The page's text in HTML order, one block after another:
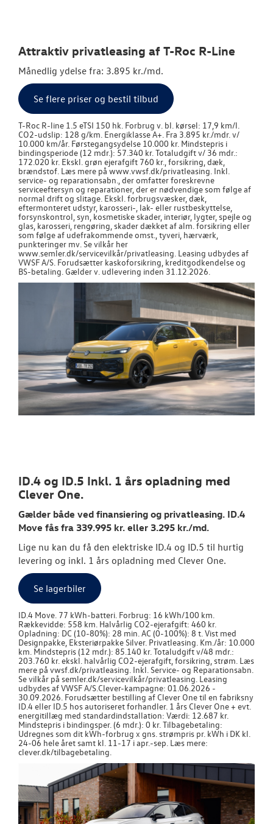
Attraktiv privatleasing af T-Roc R-Line
Månedlig ydelse fra: 3.895 kr./md.
Se flere priser og bestil tilbud
T-Roc R-line 1.5 eTSI 150 hk. Forbrug v. bl. kørsel: 17,9 km/l.
CO2-udslip: 128 g/km. Energiklasse A+. Fra 3.895 kr./mdr. v/
10.000 km/år. Førstegangsydelse 10.000 kr. Mindstepris i
bindingsperiode (12 mdr.): 57.340 kr. Totaludgift v/ 36 mdr.:
172.020 kr. Ekskl. grøn ejerafgift 760 kr., forsikring, dæk,
brændstof. Læs mere på www.vwsf.dk/privatleasing. Inkl.
service- og reparationsabn., der omfatter foreskrevne
serviceeftersyn og reparationer, der er nødvendige som følge af
normal drift og slitage. Ekskl. forbrugsvæsker, dæk,
eftermonteret udstyr, karosseri-, lak- eller rustbeskyttelse,
forsynskontrol, syn, kosmetiske skader, interiør, lygter, spejle og
glas, karosseri, rengøring, skader dækket af alm. forsikring eller
som følge af udefrakommende omst., tyveri, hærværk,
punkteringer mv. Se vilkår her
www.semler.dk/servicevilkår/privatleasing. Leasing udbydes af
VWSF A/S. Forudsætter kaskoforsikring, kreditgodkendelse og
BS-betaling. Gælder v. udlevering inden 31.12.2026.
ID.4 og ID.5 Inkl. 1 års opladning med
Clever One.
Gælder både ved finansiering og privatleasing. ID.4
Move fås fra 339.995 kr. eller 3.295 kr./md.
Lige nu kan du få den elektriske ID.4 og ID.5 til hurtig
levering og inkl. 1 års opladning med Clever One.
Se lagerbiler
ID.4 Move. 77 kWh-batteri. Forbrug: 16 kWh/100 km.
Rækkevidde: 558 km. Halvårlig CO2-ejerafgift: 460 kr.
Opladning: DC (10-80%): 28 min. AC (0-100%): 8 t. Vist med
Designpakke, Eksteriørpakke Silver. Privatleasing. Km./år: 10.000
km. Mindstepris (12 mdr.): 85.140 kr. Totaludgift v/48 mdr.:
203.760 kr. ekskl. halvårlig CO2-ejerafgift, forsikring, strøm. Læs
mere på vwsf.dk/privatleasing. Inkl. Service- og Reparationsabn.
Se vilkår på semler.dk/servicevilkår/privatleasing. Leasing
udbydes af VWSF A/S.Clever-kampagne: 01.06.2026 -
30.09.2026. Forudsætter bestilling af Clever One til en fabriksny
ID.4 eller ID.5 hos autoriseret forhandler. 1 års Clever One + evt.
energitillæg med standardindstallation: Værdi: 12.687 kr.
Mindstepris i bindingsper. (6 mdr.): 0 kr. Tilbagebetaling:
Udregnes som dit kWh-forbrug x gns. strømpris pr. kWh i DK kl.
24-06 hele året samt kl. 11-17 i apr.-sep. Læs mere:
clever.dk/tilbagebetaling.